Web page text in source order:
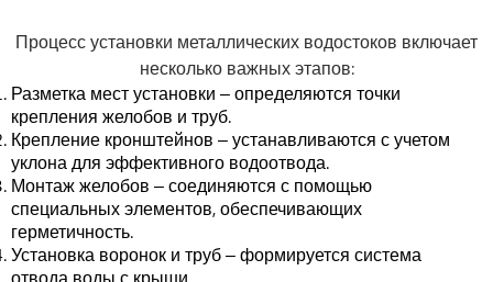
Процесс установки металлических водостоков включает
несколько важных этапов:
Разметка мест установки – определяются точки
крепления желобов и труб.
Крепление кронштейнов – устанавливаются с учетом
уклона для эффективного водоотвода.
Монтаж желобов – соединяются с помощью
специальных элементов, обеспечивающих
герметичность.
Установка воронок и труб – формируется система
отвода воды с крыши.